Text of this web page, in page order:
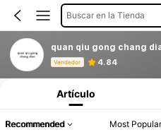
Buscar en la Tienda
quan qiu gong chang
Vendedor 4.84
Artículo
Recommended Most